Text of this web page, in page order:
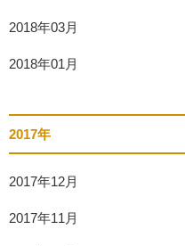
2018年03月
2018年01月
2017年
2017年12月
2017年11月